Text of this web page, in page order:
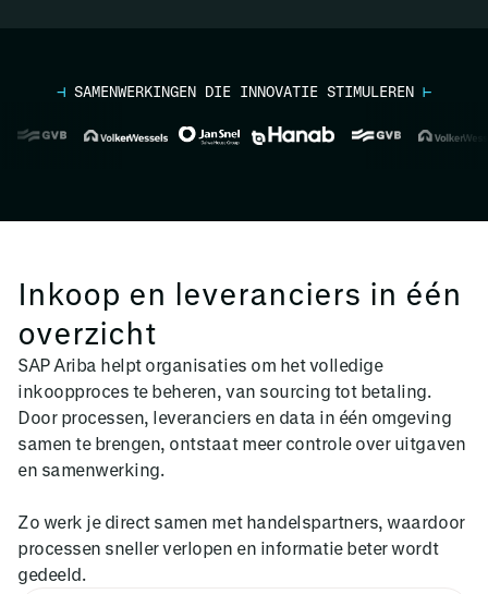
⊣ SAMENWERKINGEN DIE INNOVATIE STIMULEREN ⊢
Inkoop en leveranciers in één
overzicht
SAP Ariba helpt organisaties om het volledige
inkoopproces te beheren, van sourcing tot betaling.
Door processen, leveranciers en data in één omgeving
samen te brengen, ontstaat meer controle over uitgaven
en samenwerking.
Zo werk je direct samen met handelspartners, waardoor
processen sneller verlopen en informatie beter wordt
gedeeld.